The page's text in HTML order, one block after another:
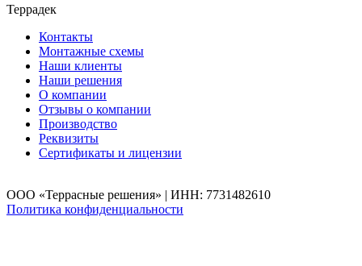
Террадек
Контакты
Монтажные схемы
Наши клиенты
Наши решения
О компании
Отзывы о компании
Производство
Реквизиты
Сертификаты и лицензии
ООО «Террасные решения» | ИНН: 7731482610
Политика конфиденциальности